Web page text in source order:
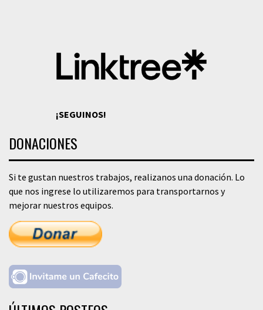
¡SEGUINOS!
DONACIONES
Si te gustan nuestros trabajos, realizanos una donación. Lo
que nos ingrese lo utilizaremos para transportarnos y
mejorar nuestros equipos.